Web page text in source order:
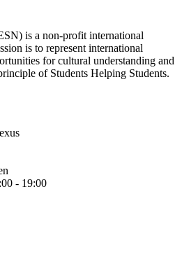
is a non-profit international
is to represent international
for cultural understanding and
of Students Helping Students.
- 19:00